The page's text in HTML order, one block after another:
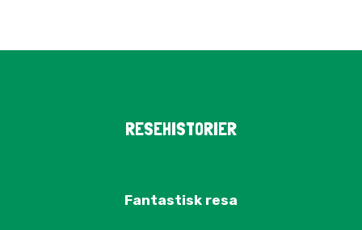
RESEHISTORIER
Fantastisk resa